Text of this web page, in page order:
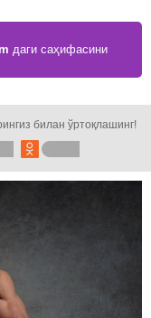
даги саҳифасини
билан ўртоқлашинг!